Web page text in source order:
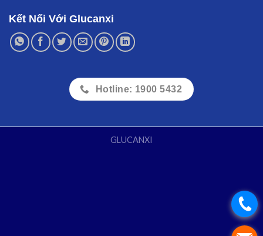
Kết Nối Với Glucanxi
Hotline: 1900 5432
GLUCANXI
.